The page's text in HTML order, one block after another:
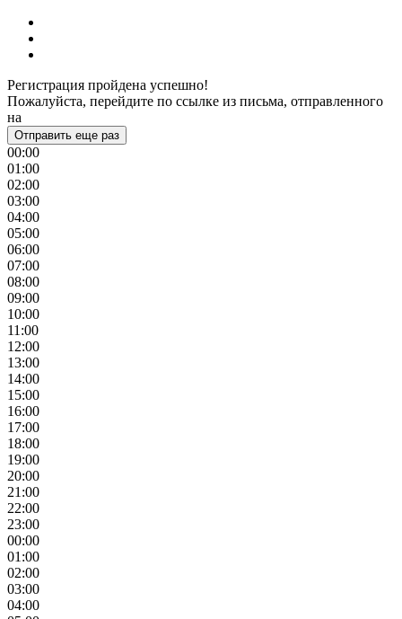
Регистрация пройдена успешно!
Пожалуйста, перейдите по ссылке из письма, отправленного
на
Отправить еще раз
00:00
01:00
02:00
03:00
04:00
05:00
06:00
07:00
08:00
09:00
10:00
11:00
12:00
13:00
14:00
15:00
16:00
17:00
18:00
19:00
20:00
21:00
22:00
23:00
00:00
01:00
02:00
03:00
04:00